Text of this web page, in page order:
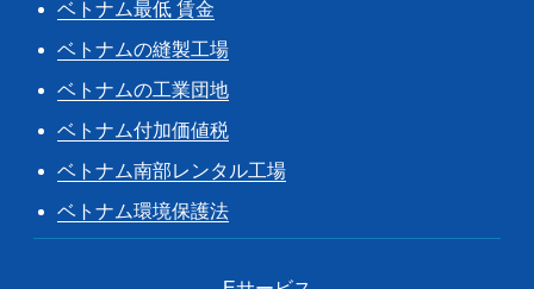
ベトナム最低 賃金
ベトナムの縫製工場
ベトナムの工業団地
ベトナム付加価値税
ベトナム南部レンタル工場
ベトナム環境保護法